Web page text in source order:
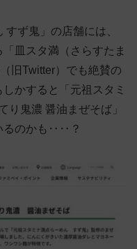
ず鬼」の店舗には、
皿スタ満（さらすたま
旧Twitter）でも絶賛の
かすると「元祖スタミ
り鬼濃 醤油まぜそば」
るのかも‥‥？